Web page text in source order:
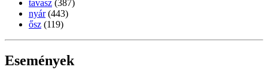
tavasz (387)
nyár (443)
ősz (119)
Események